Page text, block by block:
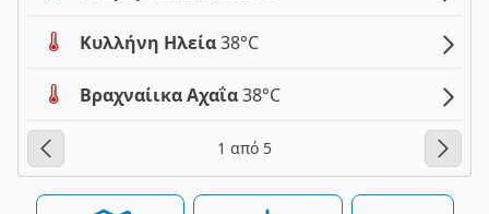
Κυλλήνη Ηλεία38°C
Βραχναίικα Αχαΐα38°C
1 από 5